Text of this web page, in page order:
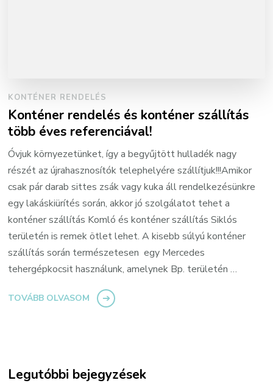
KONTÉNER RENDELÉS
Konténer rendelés és konténer szállítás
több éves referenciával!
Óvjuk környezetünket, így a begyűjtött hulladék nagy
részét az újrahasznosítók telephelyére szállítjuk!!!Amikor
csak pár darab sittes zsák vagy kuka áll rendelkezésünkre
egy lakáskiürítés során, akkor jó szolgálatot tehet a
konténer szállítás Komló és konténer szállítás Siklós
területén is remek ötlet lehet. A kisebb súlyú konténer
szállítás során természetesen egy Mercedes
tehergépkocsit használunk, amelynek Bp. területén …
TOVÁBB OLVASOM
Legutóbbi bejegyzések